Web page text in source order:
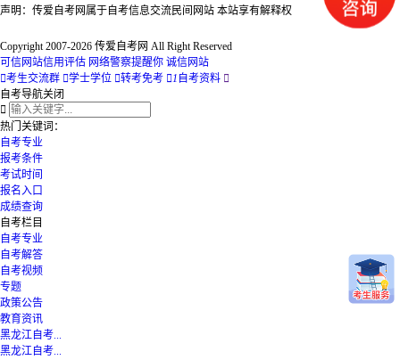
声明：传爱自考网属于自考信息交流民间网站 本站享有解释权
Copyright 2007-2026 传爱自考网 All Right Reserved
可信网站信用评估 网络警察提醒你 诚信网站
考生交流群 学士学位 转考免考 1 自考资料 
自考导航关闭

热门关键词：
自考专业
报考条件
考试时间
报名入口
成绩查询
自考栏目
自考专业
自考解答
自考视频
专题
政策公告
教育资讯
黑龙江自考...
黑龙江自考...